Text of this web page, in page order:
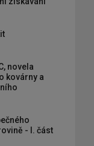
novela
kovárny a
- I. část